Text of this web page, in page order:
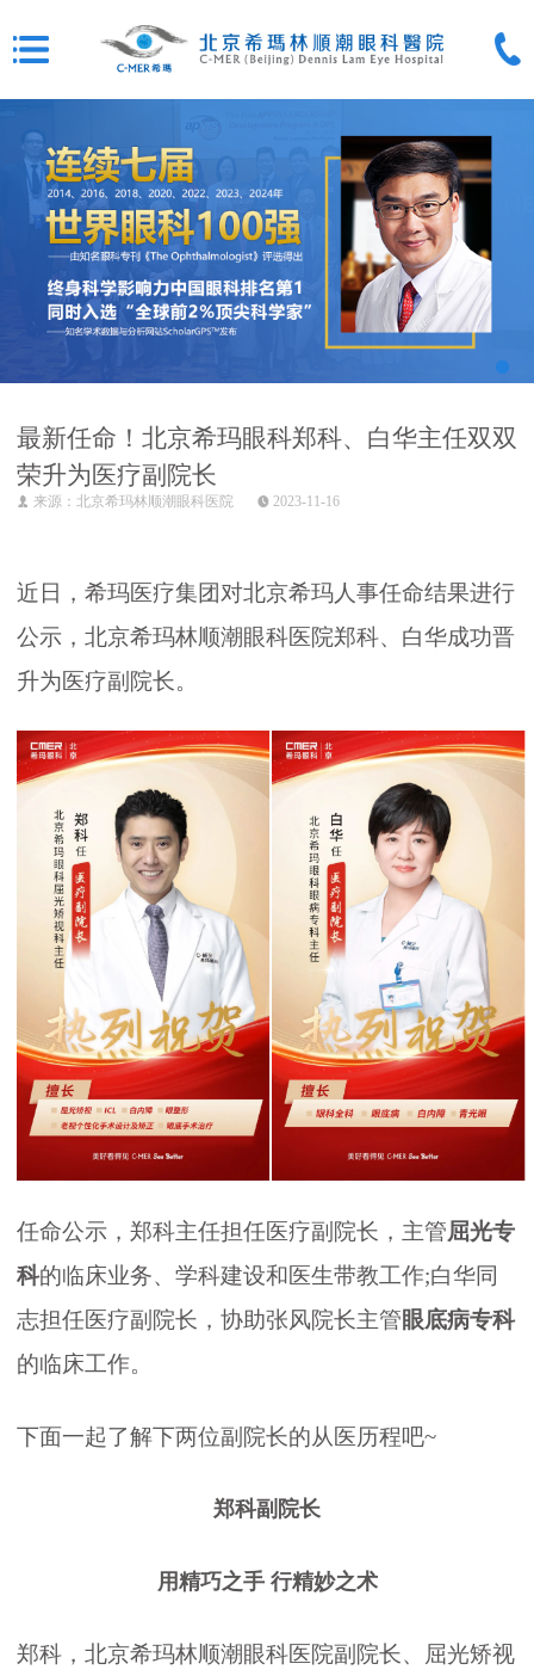
最新任命！北京希玛眼科郑科、白华主任双双
荣升为医疗副院长
来源：北京希玛林顺潮眼科医院 2023-11-16
近日，希玛医疗集团对北京希玛人事任命结果进行
公示，北京希玛林顺潮眼科医院郑科、白华成功晋
升为医疗副院长。
任命公示，郑科主任担任医疗副院长，主管屈光专
科的临床业务、学科建设和医生带教工作;白华同
志担任医疗副院长，协助张风院长主管眼底病专科
的临床工作。
下面一起了解下两位副院长的从医历程吧~
郑科副院长
用精巧之手 行精妙之术
郑科，北京希玛林顺潮眼科医院副院长、屈光矫视